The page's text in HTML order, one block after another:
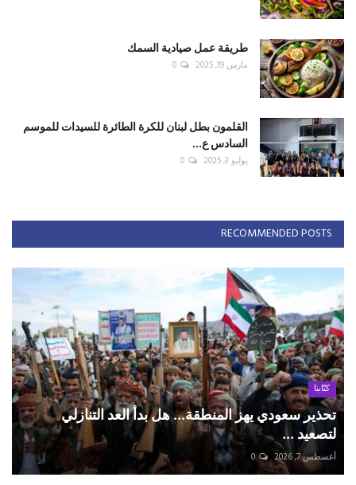
طريقة عمل صيادية السمك
مارس 19, 2025 0
القلمون بطل لبنان للكرة الطائرة للسيدات للموسم
السادس ع...
يوليو 3, 2025 0
RECOMMENDED POSTS
كتّابنا
تحذير سعودي يهز المنطقة... هل بدأ العد التنازلي
لتصعيد ...
أغسطس 7, 2026 0